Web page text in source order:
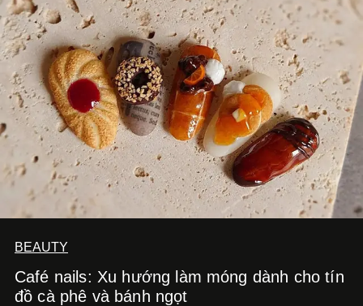
BEAUTY
Café nails: Xu hướng làm móng dành cho tín
đồ cà phê và bánh ngọt